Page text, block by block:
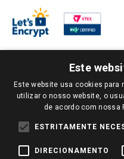
Trabalhe Conosco
Identidade Visual
Pagamento e
Este
Este website usa cookies para
utilizar o nosso website, o
de acordo com nossa
ESTRITAMENTE
DIRECIONAMENTO